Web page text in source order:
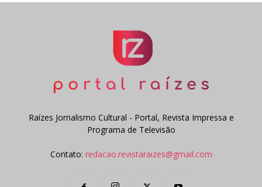
Raízes Jornalismo Cultural - Portal, Revista Impressa e
Programa de Televisão
Contato: redacao.revistaraizes@gmail.com